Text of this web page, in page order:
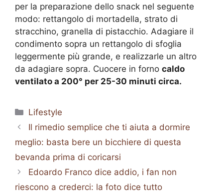
per la preparazione dello snack nel seguente
modo: rettangolo di mortadella, strato di
stracchino, granella di pistacchio. Adagiare il
condimento sopra un rettangolo di sfoglia
leggermente più grande, e realizzarle un altro
da adagiare sopra. Cuocere in forno caldo
ventilato a 200° per 25-30 minuti circa.
Categorie
Lifestyle
Il rimedio semplice che ti aiuta a dormire
meglio: basta bere un bicchiere di questa
bevanda prima di coricarsi
Edoardo Franco dice addio, i fan non
riescono a crederci: la foto dice tutto